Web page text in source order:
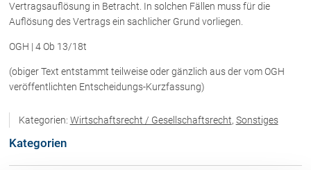
Rechtsnews
Publikationen
NOVUM
Vertragsauflösung in Betracht. In solchen Fällen muss für die
Auflösung des Vertrags ein sachlicher Grund vorliegen.
OGH | 4 Ob 13/18t
(obiger Text entstammt teilweise oder gänzlich aus der vom OGH
veröffentlichten Entscheidungs-Kurzfassung)
Kategorien: Wirtschaftsrecht / Gesellschaftsrecht, Sonstiges
Kategorien